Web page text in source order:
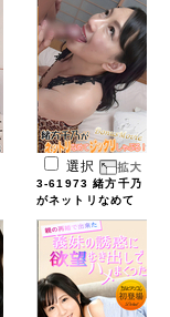
選択
3-61973 緒方千乃
がネットリなめて